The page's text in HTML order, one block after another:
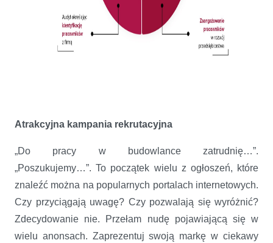
Atrakcyjna kampania rekrutacyjna
„Do pracy w budowlance zatrudnię…”.
„Poszukujemy…”. To początek wielu z ogłoszeń, które
znaleźć można na popularnych portalach internetowych.
Czy przyciągają uwagę? Czy pozwalają się wyróżnić?
Zdecydowanie nie. Przełam nudę pojawiającą się w
wielu anonsach. Zaprezentuj swoją markę w ciekawy